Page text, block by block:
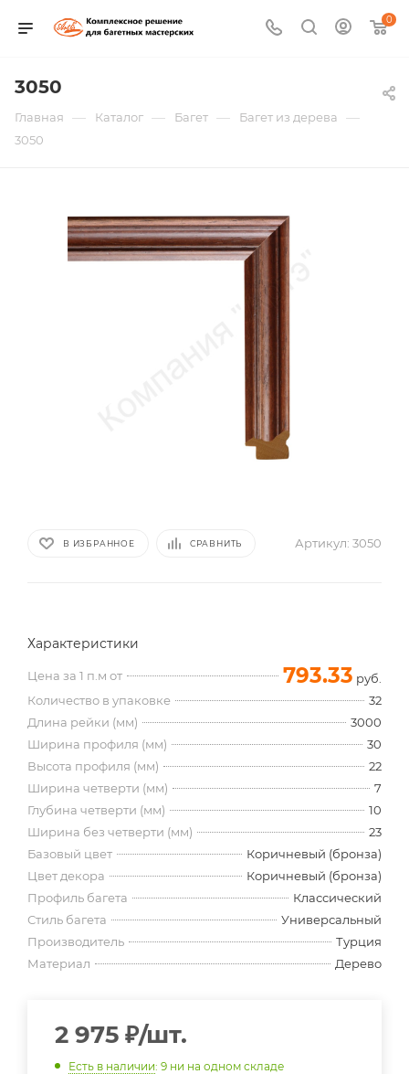
0
3050
Главная — Каталог — Багет — Багет из дерева —
3050
В ИЗБРАННОЕ СРАВНИТЬ Артикул: 3050
Характеристики
Цена за 1 п.м от 793.33 руб.
Количество в упаковке
32
Длина рейки (мм)
3000
Ширина профиля (мм)
30
Высота профиля (мм)
22
Ширина четверти (мм)
7
Глубина четверти (мм)
10
Ширина без четверти (мм)
23
Базовый цвет
Коричневый (бронза)
Цвет декора
Коричневый (бронза)
Профиль багета
Классический
Стиль багета
Универсальный
Производитель
Турция
Материал
Дерево
2 975 ₽/шт.
Есть в наличии: 9 ни на одном складе